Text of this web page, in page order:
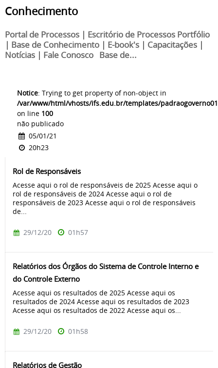
Conhecimento
Portal de Processos | Escritório de Processos Portfólio
| Base de Conhecimento | E-book's | Capacitações |
Notícias | Fale Conosco Base de...
Notice: Trying to get property of non-object in
/var/www/html/vhosts/ifs.edu.br/templates/
on line 100
não publicado
05/01/21
20h23
Rol de Responsáveis
Acesse aqui o rol de responsáveis de 2025 Acesse aqui o
rol de responsáveis de 2024 Acesse aqui o rol de
responsáveis de 2023 Acesse aqui o rol de responsáveis
de...
29/12/20 01h57
Relatórios dos Órgãos do Sistema de Controle Interno e
do Controle Externo
Acesse aqui os resultados de 2025 Acesse aqui os
resultados de 2024 Acesse aqui os resultados de 2023
Acesse aqui os resultados de 2022 Acesse aqui os...
29/12/20 01h58
Relatórios de Gestão